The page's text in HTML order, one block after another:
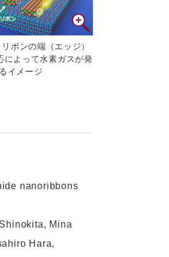
ボンの端（エッジ）
によって水素ガスが発
イメージ
nanoribbons
Mina
Hara,